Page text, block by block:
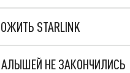
STARLINK
НЕ ЗАКОНЧИЛИСЬ